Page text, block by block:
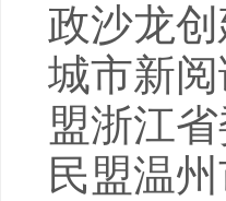
政沙龙
城市新
盟浙江
民盟温